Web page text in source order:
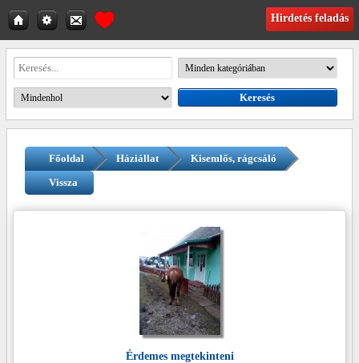
Hirdetés feladás
Főoldal Háziállat
Kisemlős, rágcsáló
Vissza
Érdemes megtekinteni